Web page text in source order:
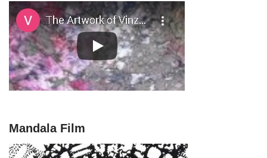
Mandala Film